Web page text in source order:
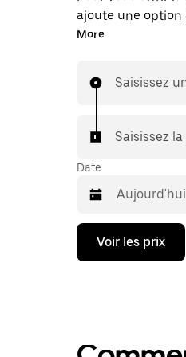
ajoute une option
disponibles dans
More
Saisissez
Saisissez
Date
Appuyez
la
ouvrir
Voir les prix